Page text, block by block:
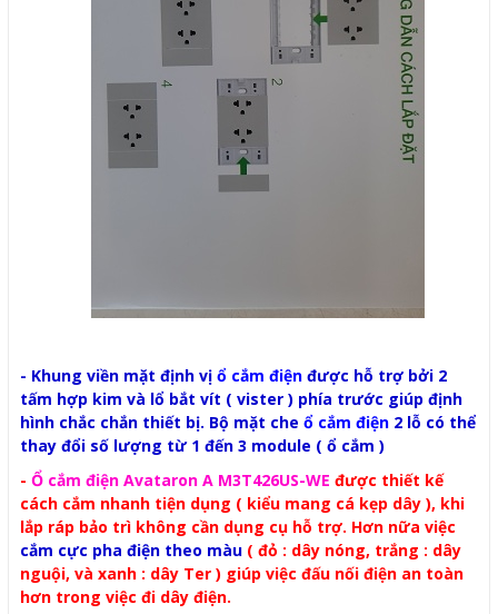
- Khung viền mặt định vị ổ cắm điện được hỗ trợ bởi 2
tấm hợp kim và lổ bắt vít ( vister ) phía trước giúp định
hình chắc chắn thiết bị. Bộ mặt che ổ cắm điện 2 lỗ có thể
thay đổi số lượng từ 1 đến 3 module ( ổ cắm )
- Ổ cắm điện Avataron A M3T426US-WE được thiết kế
cách cắm nhanh tiện dụng ( kiểu mang cá kẹp dây ), khi
lắp ráp bảo trì không cần dụng cụ hỗ trợ. Hơn nữa việc
cắm cực pha điện theo màu ( đỏ : dây nóng, trắng : dây
nguội, và xanh : dây Ter ) giúp việc đấu nối điện an toàn
hơn trong việc đi dây điện.